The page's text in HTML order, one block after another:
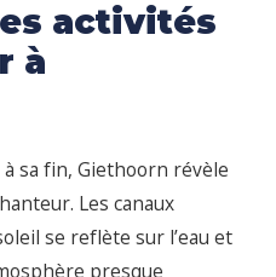
activités
à
sa fin, Giethoorn révèle
Les canaux
se reflète sur l’eau et
presque